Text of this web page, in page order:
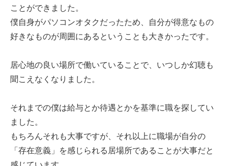
ことができました。
僕自身がパソコンオタクだったため、自分が得意なもの
好きなものが周囲にあるということも大きかったです。
居心地の良い場所で働いていることで、いつしか幻聴も
聞こえなくなりました。
それまでの僕は給与とか待遇とかを基準に職を探してい
ました。
もちろんそれも大事ですが、それ以上に職場が自分の
「存在意義」を感じられる居場所であることが大事だと